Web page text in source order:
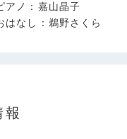
アノ：嘉山晶子
はなし：鵜野さくら
報